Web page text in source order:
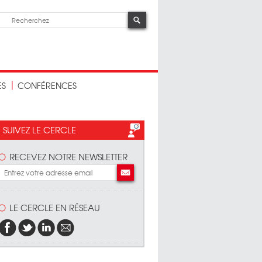
CONFÉRENCES
SUIVEZ LE CERCLE
RECEVEZ NOTRE NEWSLETTER
LE CERCLE EN RÉSEAU